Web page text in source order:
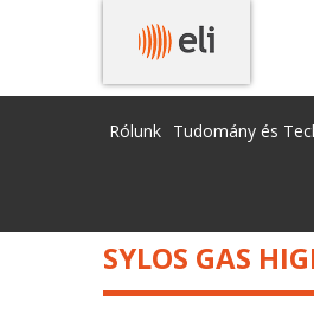
Rólunk Tudomány és
SYLOS GAS